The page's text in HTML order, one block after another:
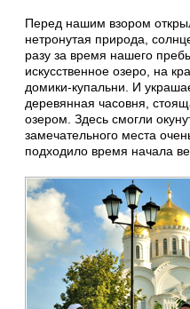
Перед нашим взором
нетронутая природа,
разу за время нашего
искусственное озеро, на
домики-купальни. И
деревянная часовня,
озером. Здесь смогли
замечательного места
подходило время начала